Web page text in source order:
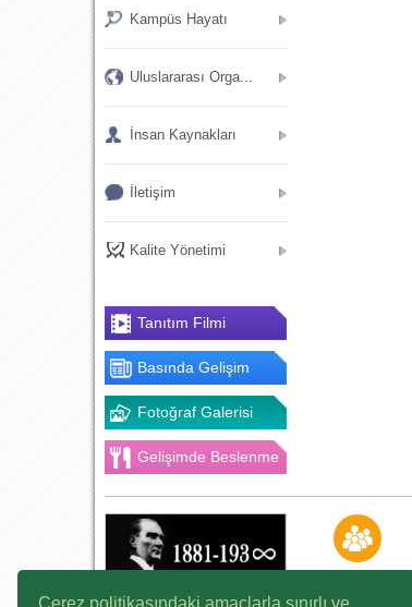
Çerez politikasındaki amaçlarla sınırlı ve
Kampüs Hayatı
Uluslararası Orga...
İnsan Kaynakları
İletişim
Kalite Yönetimi
Tanıtım Filmi
Basında Gelişim
Fotoğraf Galerisi
Gelişimde Beslenme